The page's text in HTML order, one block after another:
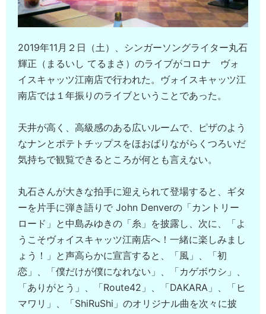
2019年11月２日（土）、シンガーソングライター丸石
輝正（まるいし てるまさ）のライブがコロナ ヴォ
イスキャッツ江南店で行われた。ヴォイスキャッツ江
南店では１年振りのライブということであった。
天井が高く、高級感のある広いルームで、ピザのよう
なナンとポテトチップスをほおばりながらくつろいだ
気持ちで観覧できるところが何とも言えない。
丸石さんが大きな拍手に迎えられて登場すると、ギタ
ーを片手に弾き語りで John Denverの「カントリー
ロード」と中島みゆきの「糸」を披露し、次に、「よ
うこそヴォイスキャッツ江南店へ！一緒に楽しみまし
ょう！」と声高らかに宣言すると、「風」、「初
恋」、「僕だけが僕になれない」、「カゲボウシ」、
「ありがとう」、「Route42」、「DAKARA」、「ヒ
マワリ」、「ShiRuShi」のオリジナル曲を次々に披